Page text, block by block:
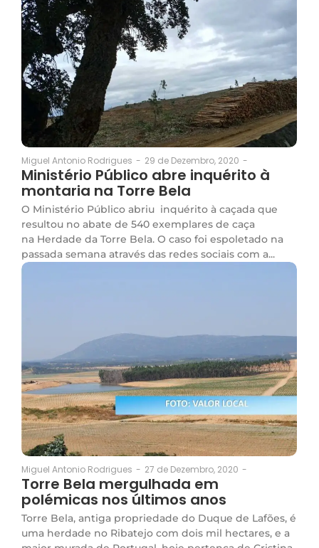
Miguel Antonio Rodrigues - 29 de Dezembro, 2020 -
Ministério Público abre inquérito à
montaria na Torre Bela
O Ministério Público abriu inquérito à caçada que
resultou no abate de 540 exemplares de caça
na Herdade da Torre Bela. O caso foi espoletado na
passada semana através das redes sociais com a...
Miguel Antonio Rodrigues - 27 de Dezembro, 2020 -
Torre Bela mergulhada em
polémicas nos últimos anos
Torre Bela, antiga propriedade do Duque de Lafões, é
uma herdade no Ribatejo com dois mil hectares, e a